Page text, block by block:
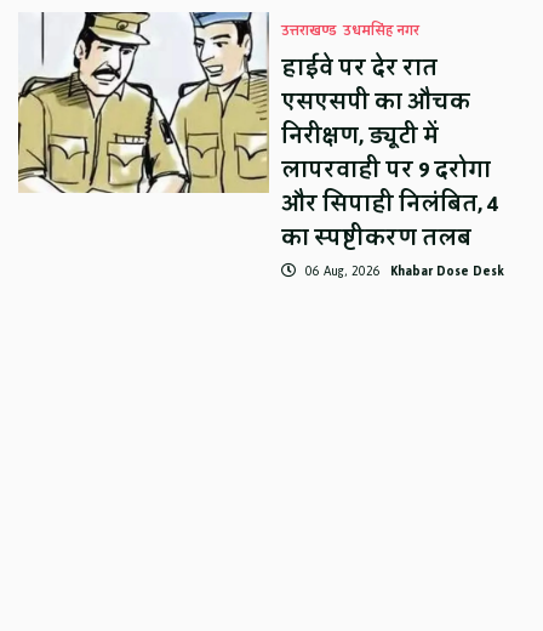
उत्तराखण्ड उधमसिंह नगर
हाईवे पर देर रात
एसएसपी का औचक
निरीक्षण, ड्यूटी में
लापरवाही पर 9 दरोगा
और सिपाही निलंबित, 4
का स्पष्टीकरण तलब
06 Aug, 2026 Khabar Dose Desk